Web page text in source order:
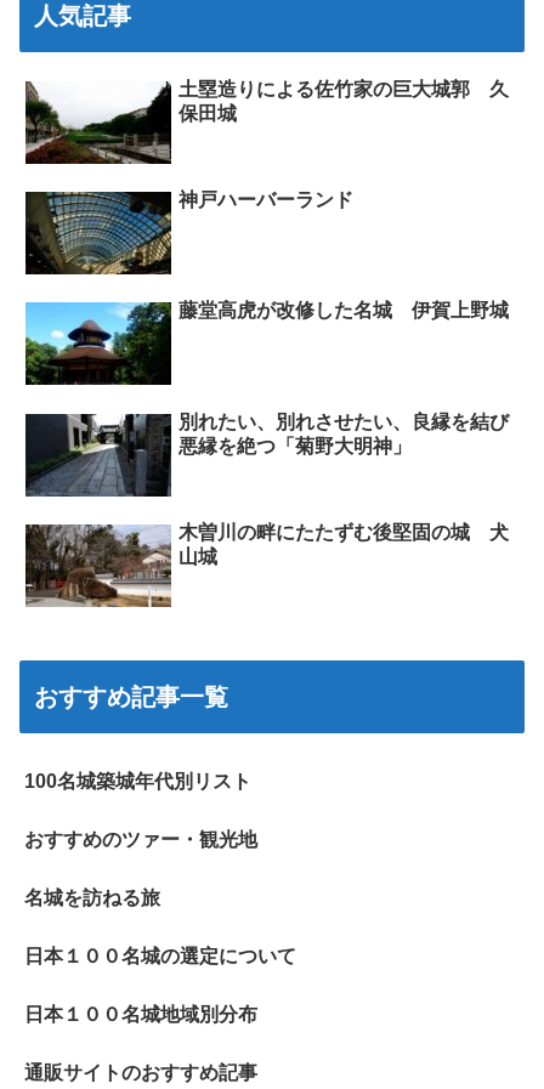
人気記事
土塁造りによる佐竹家の巨大城郭 久
保田城
神戸ハーバーランド
藤堂高虎が改修した名城 伊賀上野城
別れたい、別れさせたい、良縁を結び
悪縁を絶つ「菊野大明神」
木曽川の畔にたたずむ後堅固の城 犬
山城
おすすめ記事一覧
100名城築城年代別リスト
おすすめのツァー・観光地
名城を訪ねる旅
日本１００名城の選定について
日本１００名城地域別分布
通販サイトのおすすめ記事